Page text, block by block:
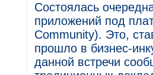
Состоялась
приложений под
Community). Это,
прошло в бизнес-
данной встречи